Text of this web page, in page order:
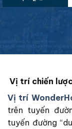
Vị trí chiến
Vị trí
trên tuyến
tuyến đường